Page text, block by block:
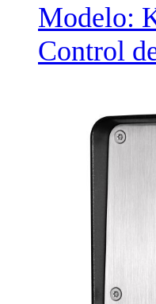
Modelo:
Control